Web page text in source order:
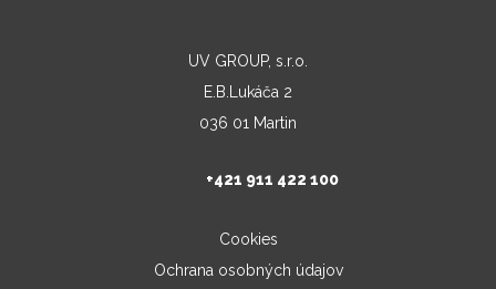
UV GROUP, s.r.o.
E.B.Lukáča 2
036 01 Martin
+421 911 422 100
Cookies
Ochrana osobných údajov